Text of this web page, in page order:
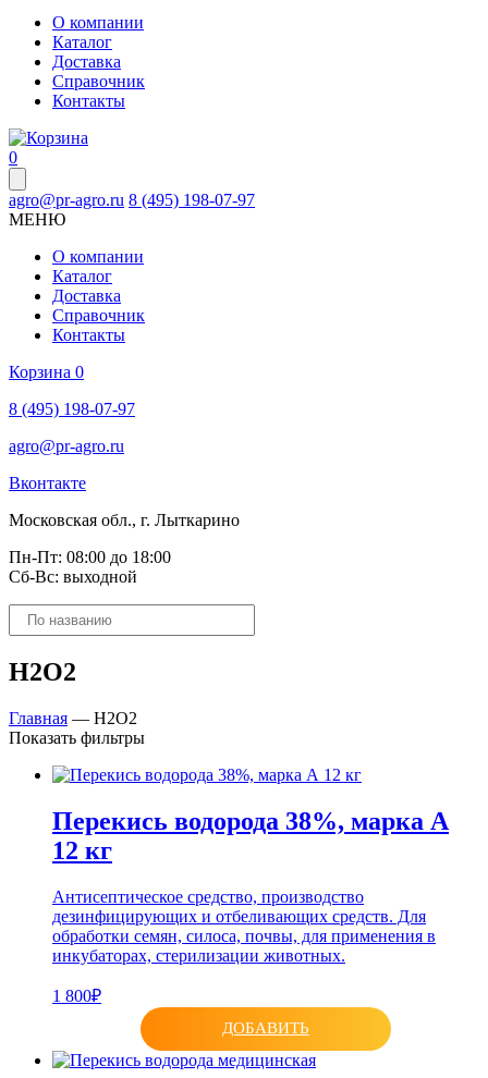
О компании
Каталог
Доставка
Справочник
Контакты
0
agro@pr-agro.ru 8 (495) 198-07-97
МЕНЮ
О компании
Каталог
Доставка
Справочник
Контакты
Корзина 0
8 (495) 198-07-97
agro@pr-agro.ru
Вконтакте
Московская обл., г. Лыткарино
Пн-Пт: 08:00 до 18:00
Сб-Вс: выходной
Поиск
товаров
H2O2
Главная — H2O2
Показать фильтры
Перекись водорода 38%, марка А
12 кг
Антисептическое средство, производство
дезинфицирующих и отбеливающих средств. Для
обработки семян, силоса, почвы, для применения в
инкубаторах, стерилизации животных.
1 800₽
ДОБАВИТЬ